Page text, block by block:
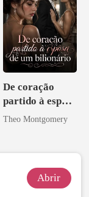
De coração
partido à esposa
de um bilionário
Theo Montgomery
Abrir